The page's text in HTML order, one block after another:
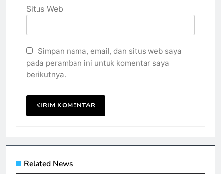
Situs Web
Simpan nama, email, dan situs web saya
pada peramban ini untuk komentar saya
berikutnya.
Related News